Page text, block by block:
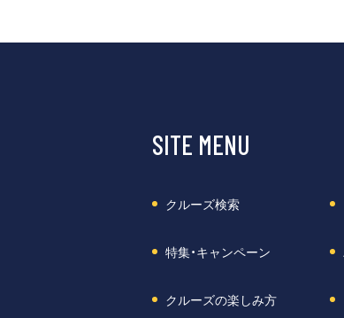
SITE MENU
クルーズ検索
特集・キャンペーン
クルーズの楽しみ方